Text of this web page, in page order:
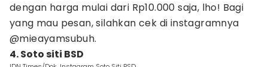
dengan harga mulai dari Rp10.000 saja, lho! Bagi
yang mau pesan, silahkan cek di instagramnya
@mieayamsubuh.
4. Soto siti BSD